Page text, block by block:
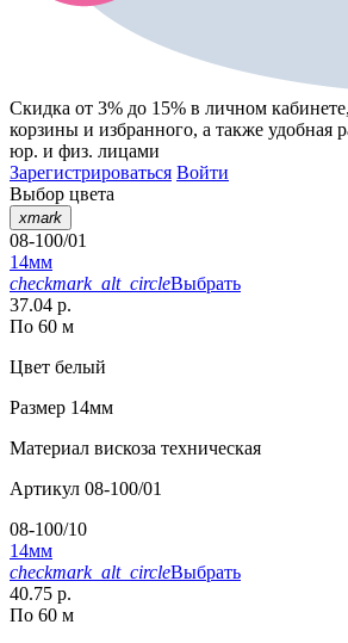
Скидка от 3% до 15% в личном
корзины и избранного, а также удобная
юр. и физ. лицами
Зарегистрироваться Войти
Выбор цвета
xmark
08-100/01
14мм
checkmark_alt_circleВыбрать
37.04 р.
По 60 м
Цвет белый
Размер 14мм
Материал вискоза техническая
Артикул 08-100/01
08-100/10
14мм
checkmark_alt_circleВыбрать
40.75 р.
По 60 м